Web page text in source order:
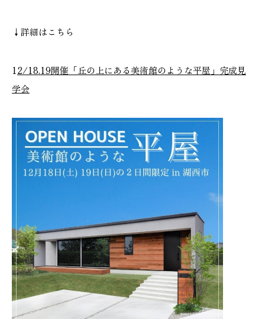
053-488-5127
10:00〜19:00 水曜定休
053-430-5123
10:00〜19:00 水曜定休
↓詳細はこちら
12/18.19開催「丘の上にある美術館のような平屋」完成見
学会